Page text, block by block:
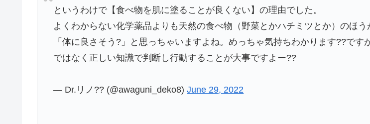
というわけで【食べ物を肌に塗ることが良くない】の理由でした。
よくわからない化学薬品よりも天然の食べ物（野菜とかハチミツとか）のほう
「体に良さそう?」と思っちゃいますよね。めっちゃ気持ちわかります??です
ではなく正しい知識で判断し行動することが大事ですよー??
— Dr.リノ?? (@awaguni_deko8)June 29, 2022